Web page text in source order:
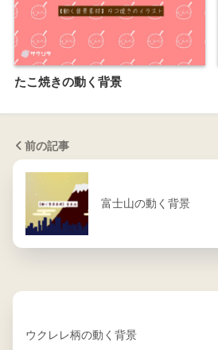
たこ焼きの動く背景
前の記事
富士山の動く背景
ウクレレ柄の動く背景